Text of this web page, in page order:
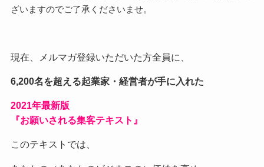
ざいますのでご了承くださいませ。
現在、メルマガ登録いただいた方全員に、
6,200名を超える起業家・経営者が手に入れた
2021年最新版
『お願いされる集客テキスト』
このテキストでは、